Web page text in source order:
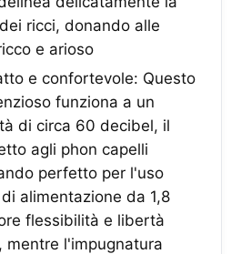
ricci, donando alle
e arioso
e confortevole: Questo
funziona a un
di circa 60 decibel, il
agli phon capelli
perfetto per l'uso
alimentazione da 1,8
flessibilità e libertà
mentre l'impugnatura